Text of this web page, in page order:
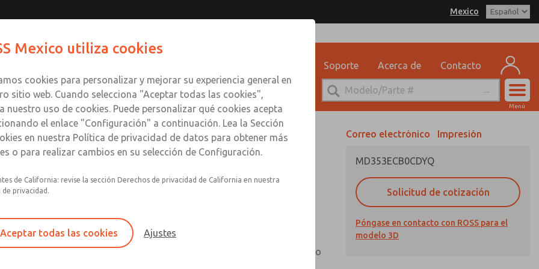
Mexico
Soporte Acerca de Contacto
Menú
Filtro y regulador integrados en un único conjunto,
lubricador con indicador visual.
Recipiente de plástico de policarbonato con protector de
acero contra roturas, recipiente de aluminio con mirilla
transparente o recipiente lubricador de aluminio extendido
Correo electrónico Impresión
MD353ECB0CDYQ
Solicitud de cotización
Póngase en contacto con ROSS para el
modelo 3D
Enviar esta página por correo electrónico
Servicio Tecnico
1-888-TEK-ROSS
Mexico utiliza cookies
cookies para personalizar y mejorar su experiencia general en
sitio web. Cuando selecciona "Aceptar todas las cookies",
nuestro uso de cookies. Puede personalizar qué cookies acepta
el enlace "Configuración" a continuación. Lea la Sección
en nuestra Política de privacidad de datos para obtener más
o para realizar cambios en su selección de Configuración.
de California: revise la sección Derechos de privacidad de California en nuestra
de privacidad.
Aceptar todas las cookies Ajustes